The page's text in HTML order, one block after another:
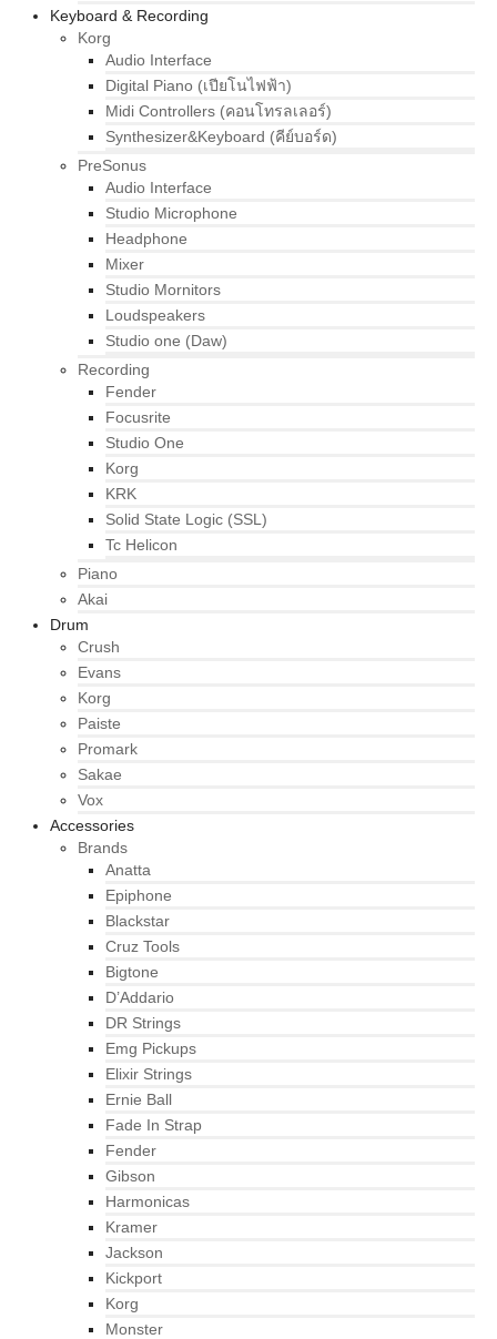
Keyboard & Recording
Korg
Audio Interface
Digital Piano (เปียโนไฟฟ้า)
Midi Controllers (คอนโทรลเลอร์)
Synthesizer&Keyboard (คีย์บอร์ด)
PreSonus
Audio Interface
Studio Microphone
Headphone
Mixer
Studio Mornitors
Loudspeakers
Studio one (Daw)
Recording
Fender
Focusrite
Studio One
Korg
KRK
Solid State Logic (SSL)
Tc Helicon
Piano
Akai
Drum
Crush
Evans
Korg
Paiste
Promark
Sakae
Vox
Accessories
Brands
Anatta
Epiphone
Blackstar
Cruz Tools
Bigtone
D’Addario
DR Strings
Emg Pickups
Elixir Strings
Ernie Ball
Fade In Strap
Fender
Gibson
Harmonicas
Kramer
Jackson
Kickport
Korg
Monster